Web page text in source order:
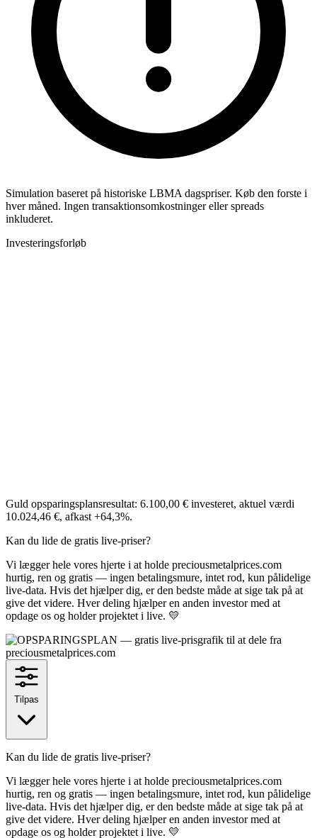
Simulation baseret på historiske LBMA dagspriser. Køb den forste i
hver måned. Ingen transaktionsomkostninger eller spreads
inkluderet.
Investeringsforløb
Guld opsparingsplansresultat: 6.100,00 € investeret, aktuel værdi
10.024,46 €, afkast +64,3%.
Kan du lide de gratis live-priser?
Vi lægger hele vores hjerte i at holde preciousmetalprices.com
hurtig, ren og gratis — ingen betalingsmure, intet rod, kun pålidelige
live-data. Hvis det hjælper dig, er den bedste måde at sige tak på at
give det videre. Hver deling hjælper en anden investor med at
opdage os og holder projektet i live. 💛
Tilpas
Kan du lide de gratis live-priser?
Vi lægger hele vores hjerte i at holde preciousmetalprices.com
hurtig, ren og gratis — ingen betalingsmure, intet rod, kun pålidelige
live-data. Hvis det hjælper dig, er den bedste måde at sige tak på at
give det videre. Hver deling hjælper en anden investor med at
opdage os og holder projektet i live. 💛